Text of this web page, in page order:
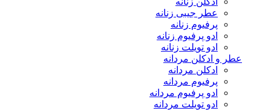
عطر جیبی زنانه
پرفیوم زنانه
ادو پرفیوم زنانه
ادو تویلت زنانه
عطر و ادکلن مردانه
ادکلن مردانه
پرفیوم مردانه
ادو پرفیوم مردانه
ادو تویلت مردانه